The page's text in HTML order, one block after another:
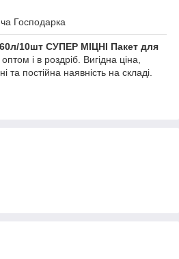
Господарка
10шт СУПЕР МІЦНІ Пакет для
і в роздріб. Вигідна ціна,
та постійна наявність на складі.